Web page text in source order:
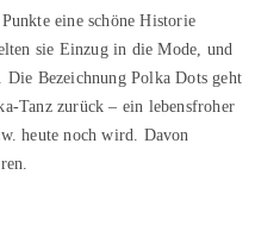
eine schöne Historie
sie Einzug in die Mode, und
Bezeichnung Polka Dots geht
Tanz zurück – ein lebensfroher
heute noch wird. Davon